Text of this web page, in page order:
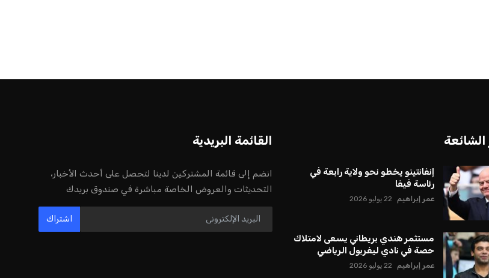
الشائعة
إنفانتينو يخطو نحو ولاية رابعة في
رئاسة فيفا
عمر إبراهيم 22 يوليو 2026
مستثمر هندي بريطاني يسعى لامتلاك
حصة في نادي ليفربول الرياضي
عمر إبراهيم 22 يوليو 2026
القائمة البريدية
انضم إلى قائمة المشتركين لدينا لتحصل على أحدث الأخبار،
التحديثات والعروض الخاصة مباشرة في صندوق بريدك
اشتراك